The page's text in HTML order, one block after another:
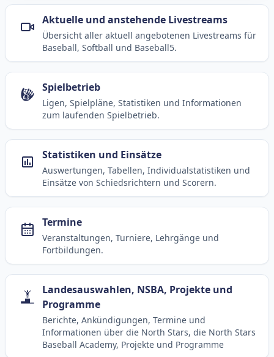
Aktuelle und anstehende Livestreams
Übersicht aller aktuell angebotenen Livestreams für
Baseball, Softball und Baseball5.
Spielbetrieb
Ligen, Spielpläne, Statistiken und Informationen
zum laufenden Spielbetrieb.
Statistiken und Einsätze
Auswertungen, Tabellen, Individualstatistiken und
Einsätze von Schiedsrichtern und Scorern.
Termine
Veranstaltungen, Turniere, Lehrgänge und
Fortbildungen.
Landesauswahlen, NSBA, Projekte und
Programme
Berichte, Ankündigungen, Termine und
Informationen über die North Stars, die North Stars
Baseball Academy, Projekte und Programme